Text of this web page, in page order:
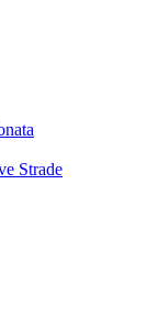
Strade